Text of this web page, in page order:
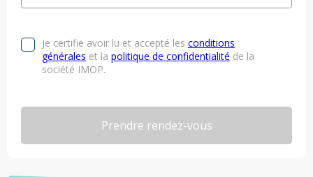
Je certifie avoir lu et accepté les conditions
générales et la politique de confidentialité de la
société IMOP.